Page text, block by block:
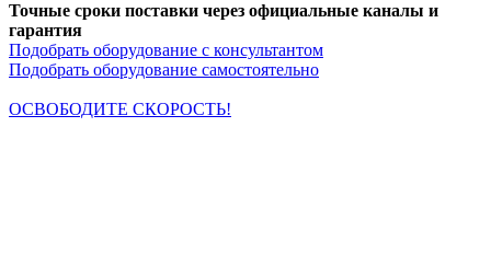
Точные сроки поставки через официальные каналы и
гарантия
Подобрать оборудование с консультантом
Подобрать оборудование самостоятельно
ОСВОБОДИТЕ СКОРОСТЬ!